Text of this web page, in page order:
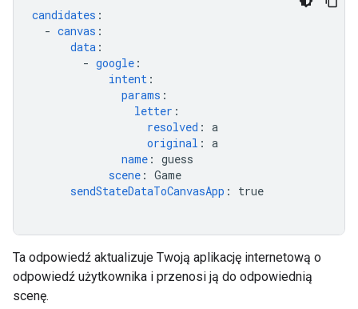
candidates :
- canvas :
data :
- google :
intent :
params :
letter :
resolved : a
original : a
name : guess
scene : Game
sendStateDataToCanvasApp : true
Ta odpowiedź aktualizuje Twoją aplikację internetową o
odpowiedź użytkownika i przenosi ją do odpowiednią
scenę.